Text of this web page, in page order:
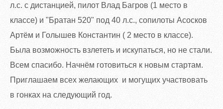
л.с. с дистанцией, пилот Влад Багров (1 место в
классе) и "Братан 520" под 40 л.с., сопилоты Асосков
Артём и Голышев Константин ( 2 место в классе).
Была возможность взлететь и искупаться, но не стали.
Всем спасибо. Начнём готовиться к новым стартам.
Приглашаем всех желающих и могущих участвовать
в гонках на следующий год.